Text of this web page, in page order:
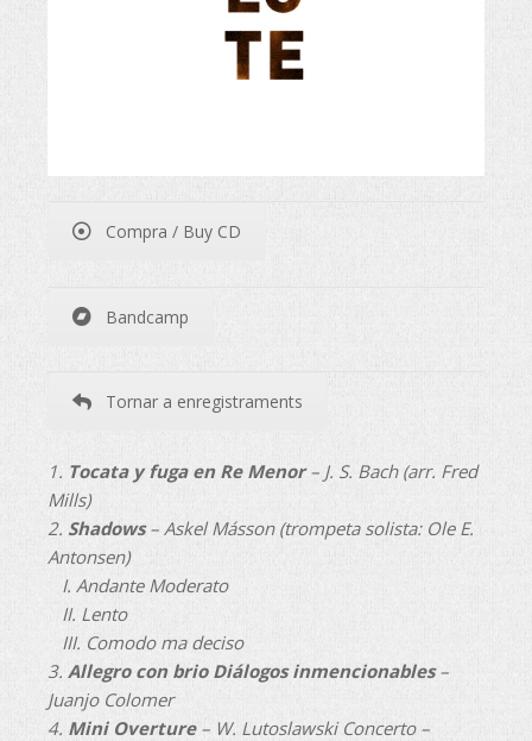
Compra / Buy CD
Bandcamp
Tornar a enregistraments
1. Tocata y fuga en Re Menor– J. S. Bach (arr. Fred
Mills)
2. Shadows– Askel Másson (trompeta solista: Ole E.
Antonsen)
I. Andante Moderato
II. Lento
III. Comodo ma deciso
3. Allegro con brio Diálogos inmencionables–
Juanjo Colomer
4. Mini Overture– W. Lutoslawski Concerto –